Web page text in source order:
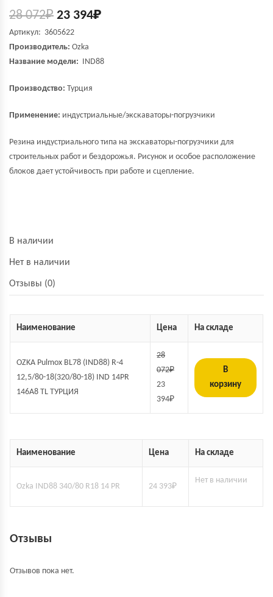
28 072₽ 23 394₽
Артикул: 3605622
Производитель: Ozka
Название модели: IND88
Производство: Турция
Применение: индустриальные/экскаваторы-погрузчики
Резина индустриального типа на экскаваторы-погрузчики для
строительных работ и бездорожья. Рисунок и особое расположение
блоков дает устойчивость при работе и сцепление.
В наличии
Нет в наличии
Отзывы (0)
Наименование Цена На складе
OZKA Pulmox BL78 (IND88) R-4
12,5/80-18(320/80-18) IND 14PR
146A8 TL ТУРЦИЯ
28
072₽
23
394₽
В
корзину
Наименование Цена На складе
Ozka IND88 340/80 R18 14 PR 24 393₽
Нет в наличии
Отзывы
Отзывов пока нет.